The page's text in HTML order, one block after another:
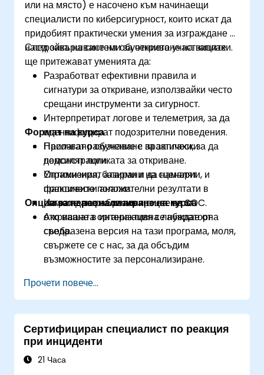
или на място) е насочено към начинаещи
специалисти по киберсигурност, които искат да
придобият практически умения за изграждане и
настройка на системи за откриване на заплахи.
След завършване на обучението участниците
ще притежават уменията да:
Разработват ефективни правила и
сигнатури за откриване, използвайки често
срещани инструменти за сигурност.
Интерпретират логове и телеметрия, за да
идентифицират подозрителни поведения.
Прилагат разузнаване за заплахи, за да
подсилят логиката за откриване.
Оптимизират аларми и да намалят
фалшивите положителни резултати в
рамките на работния процес на SOC.
Формат на курса
Насочвано обучение с практически
демонстрации.
Упражнения, базирани на сценарии, и
практически анализ.
Изграждане на реални системи за
откриване в интерактивна лабораторна
среда.
Опции за персонализиране на курса
Ако вашата организация се нуждае от
съобразена версия на тази програма, моля,
свържете се с нас, за да обсъдим
възможностите за персонализиране.
Прочети повече...
Сертифициран специалист по реакция
при инциденти
21 Часа